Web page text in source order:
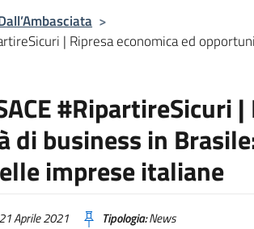
>
| Ripresa economica ed
#RipartireSicuri
di business in
imprese italiane
Aprile 2021 Tipologia:News